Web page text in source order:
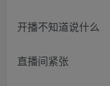
开播不知道说什么
直播间紧张